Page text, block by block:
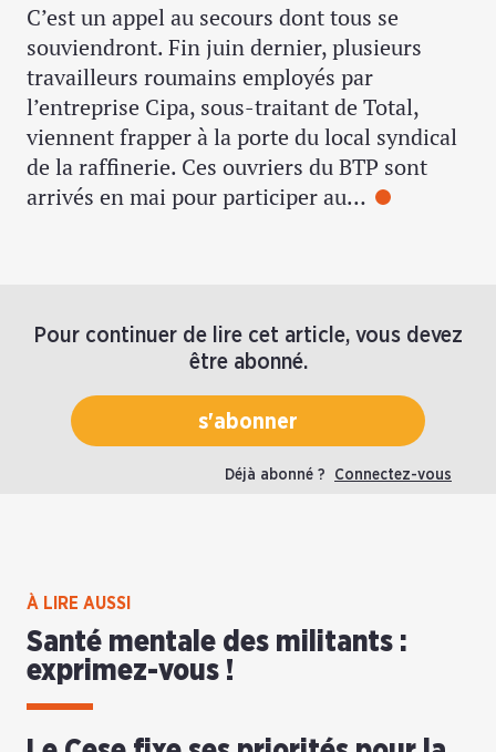
C’est un appel au secours dont tous se
souviendront. Fin juin dernier, plusieurs
travailleurs roumains employés par
l’entreprise Cipa, sous-traitant de Total,
viennent frapper à la porte du local syndical
de la raffinerie. Ces ouvriers du BTP sont
arrivés en mai pour participer au…
Pour continuer de lire cet article, vous devez
être abonné.
s'abonner
Déjà abonné ? Connectez-vous
À LIRE AUSSI
Santé mentale des militants :
exprimez-vous !